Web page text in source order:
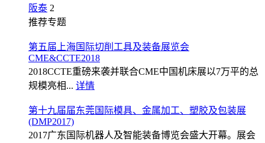
阪泰 2
推荐专题
第五届上海国际切削工具及装备展览会
CME&CCTE2018
2018CCTE重磅来袭并联合CME中国机床展以7万平的总
规模亮相... 详情
第十九届届东莞国际模具、金属加工、塑胶及包装展
(DMP2017)
2017广东国际机器人及智能装备博览会盛大开幕。展会